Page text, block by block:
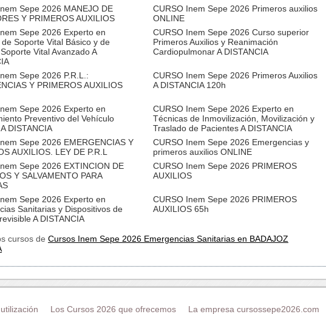
Sepe 2026 MANEJO DE
Y PRIMEROS AUXILIOS
CURSO Inem Sepe 2026 Primeros auxilios
ONLINE
Sepe 2026 Experto en
Soporte Vital Básico y de
Vital Avanzado A
CURSO Inem Sepe 2026 Curso superior
Primeros Auxilios y Reanimación
Cardiopulmonar A DISTANCIA
Sepe 2026 P.R.L.:
Y PRIMEROS AUXILIOS
CURSO Inem Sepe 2026 Primeros Auxilios
A DISTANCIA 120h
Sepe 2026 Experto en
Preventivo del Vehículo
DISTANCIA
CURSO Inem Sepe 2026 Experto en
Técnicas de Inmovilización, Movilización y
Traslado de Pacientes A DISTANCIA
Sepe 2026 EMERGENCIAS Y
AUXILIOS. LEY DE P.R.L
CURSO Inem Sepe 2026 Emergencias y
primeros auxilios ONLINE
Sepe 2026 EXTINCION DE
Y SALVAMENTO PARA
CURSO Inem Sepe 2026 PRIMEROS
AUXILIOS
Sepe 2026 Experto en
Sanitarias y Dispositivos de
A DISTANCIA
CURSO Inem Sepe 2026 PRIMEROS
AUXILIOS 65h
cursos de Cursos Inem Sepe 2026 Emergencias Sanitarias en BADAJOZ
Los Cursos 2026 que ofrecemos La empresa cursossepe2026.com